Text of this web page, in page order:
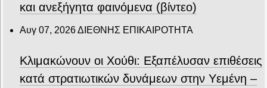
και ανεξήγητα φαινόμενα (βίντεο)
Αυγ 07, 2026ΔΙΕΘΝΗΣ ΕΠΙΚΑΙΡΟΤΗΤΑ
Κλιμακώνουν οι Χούθι: Eξαπέλυσαν επιθέσεις
κατά στρατιωτικών δυνάμεων στην Υεμένη –